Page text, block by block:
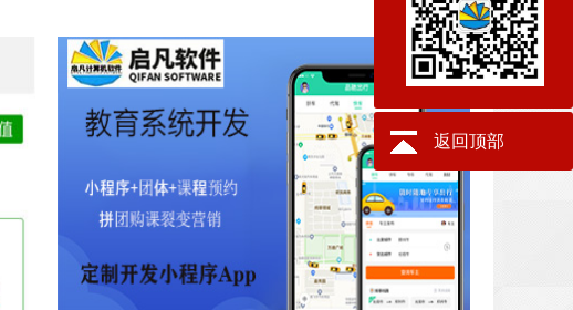
返回顶部